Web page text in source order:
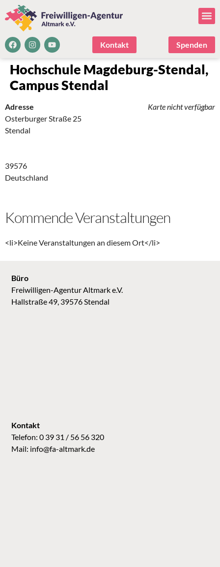
Kontakt Spenden
Hochschule Magdeburg-Stendal,
Campus Stendal
Karte nicht verfügbar
Adresse
Osterburger Straße 25
Stendal
39576
Deutschland
Kommende Veranstaltungen
<li>Keine Veranstaltungen an diesem Ort</li>
Kontakt
Telefon: 0 39 31 / 56 56 320
Mail: info@fa-altmark.de
Büro
Freiwilligen-Agentur Altmark e.V.
Hallstraße 49, 39576 Stendal